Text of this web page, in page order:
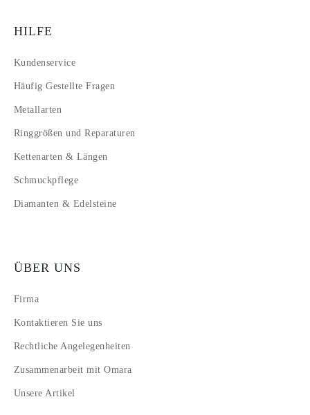
HILFE
Kundenservice
Häufig Gestellte Fragen
Metallarten
Ringgrößen und Reparaturen
Kettenarten & Längen
Schmuckpflege
Diamanten & Edelsteine
ÜBER UNS
Firma
Kontaktieren Sie uns
Rechtliche Angelegenheiten
Zusammenarbeit mit Omara
Unsere Artikel